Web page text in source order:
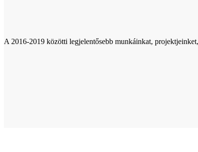
A 2016-2019 közötti legjelentősebb munkáinkat,